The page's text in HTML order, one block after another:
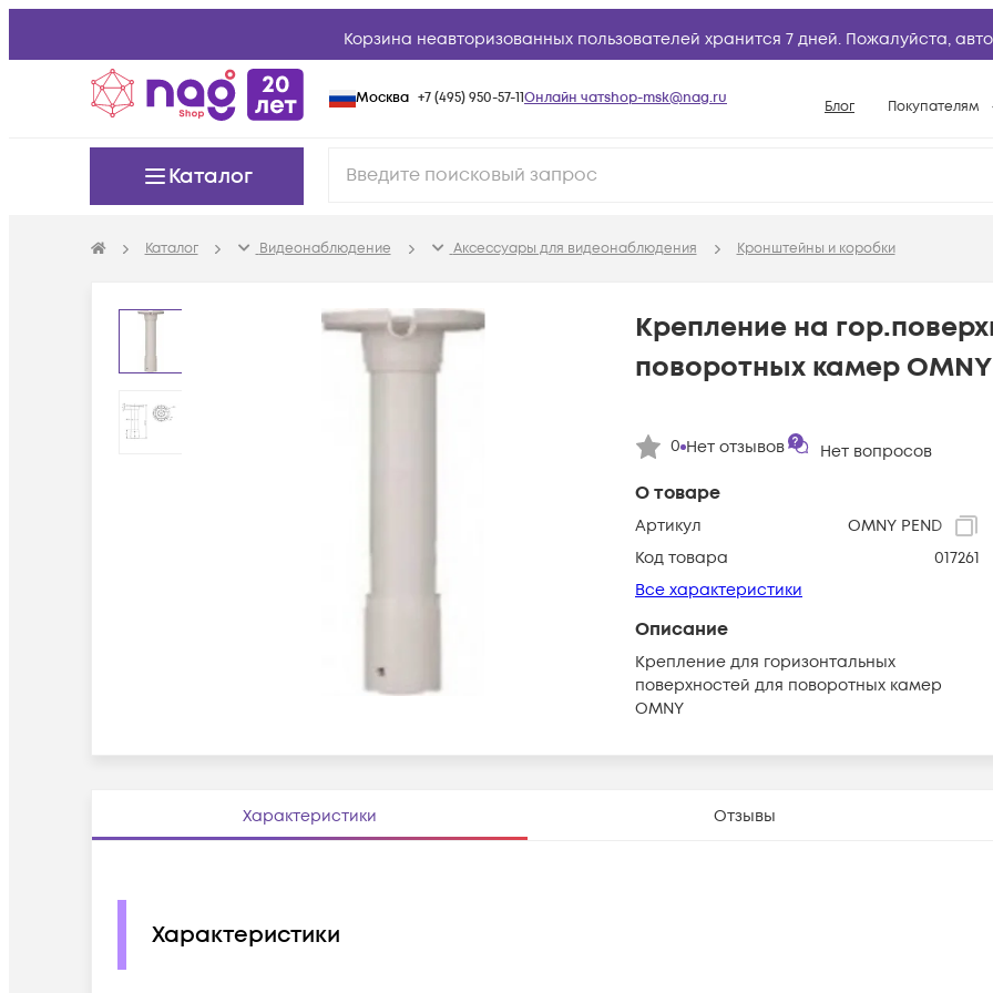
Корзина неавторизованных пользователей хранится 7 дней. Пожалуйста,
Москва +7 (495) 950-57-11Онлайн чатshop-msk@nag.ru Блог Покупателям
Условия
Возврат
Вопросы и
Конфигураторы
Каталог
Каталог Видеонаблюдение Аксессуары для видеонаблюдения Кронштейны и коробки
О товаре
Артикул
OMNY PEND
Код товара
017261
Все характеристики
Описание
Крепление для горизонтальных
поверхностей для поворотных камер
OMNY
Крепление на
поворотных камер OMNY
0 Нет отзывов Нет вопросов
Характеристики Отзывы
Характеристики